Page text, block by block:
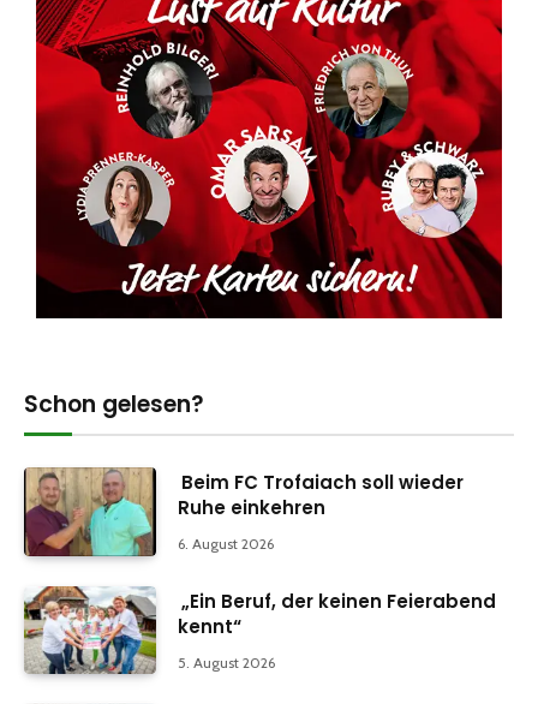
Schon gelesen?
Beim FC Trofaiach soll wieder
Ruhe einkehren
6. August 2026
„Ein Beruf, der keinen Feierabend
kennt“
5. August 2026